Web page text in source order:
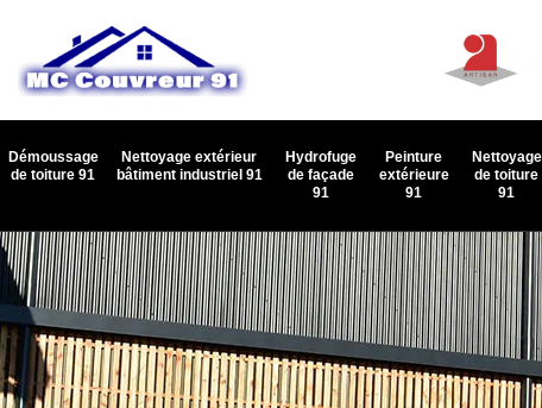
Démoussage
de toiture 91
Nettoyage extérieur
bâtiment industriel 91
Hydrofuge
de façade
91
Peinture
extérieure
91
Nettoyage
de toiture
91